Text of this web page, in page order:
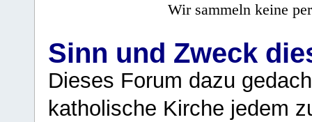
Wir sammeln keine
Sinn und Zweck
Dieses Forum dazu
katholische Kirche jedem